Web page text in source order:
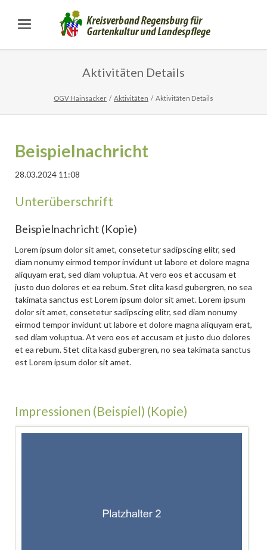
Aktivitäten Details
OGV Hainsacker Aktivitäten Aktivitäten Details
Beispielnachricht
28.03.2024 11:08
Unterüberschrift
Beispielnachricht (Kopie)
Lorem ipsum dolor sit amet, consetetur sadipscing elitr, sed
diam nonumy eirmod tempor invidunt ut labore et dolore magna
aliquyam erat, sed diam voluptua. At vero eos et accusam et
justo duo dolores et ea rebum. Stet clita kasd gubergren, no sea
takimata sanctus est Lorem ipsum dolor sit amet. Lorem ipsum
dolor sit amet, consetetur sadipscing elitr, sed diam nonumy
eirmod tempor invidunt ut labore et dolore magna aliquyam erat,
sed diam voluptua. At vero eos et accusam et justo duo dolores
et ea rebum. Stet clita kasd gubergren, no sea takimata sanctus
est Lorem ipsum dolor sit amet.
Impressionen (Beispiel) (Kopie)